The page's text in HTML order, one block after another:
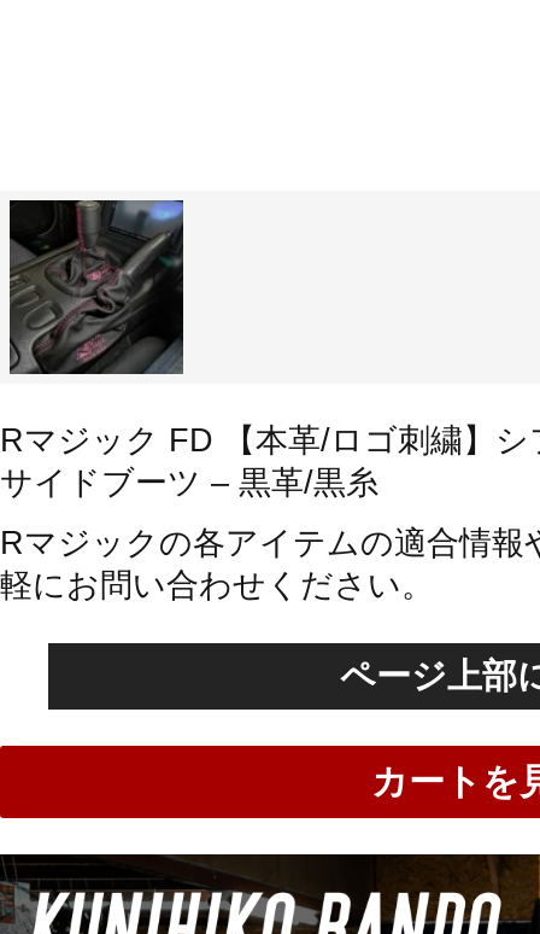
Rマジック FD 【本革/ロゴ刺繍】
サイドブーツ – 黒革/黒糸
Rマジックの各アイテムの適合情報
軽にお問い合わせください。
ページ上部
カートを